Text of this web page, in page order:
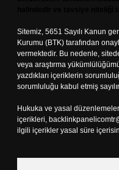
Sitemiz, 5651 Sayılı Kanun
Kurumu (BTK) tarafından
vermektedir. Bu nedenle,
veya araştırma
yazdıkları içeriklerin
sorumluluğu kabul etmiş
Hukuka ve yasal
içerikleri,
ilgili içerikler yasal süre